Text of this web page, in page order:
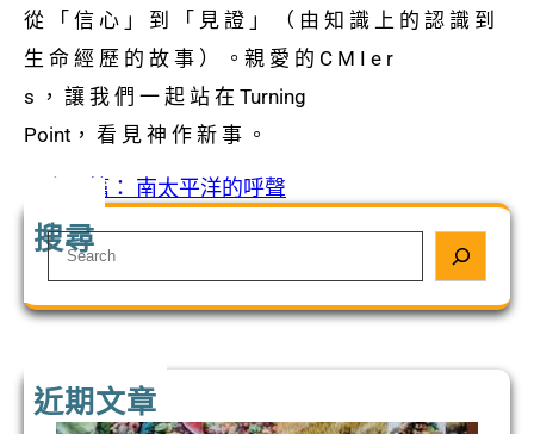
從 「 信 ⼼ 」 到 「 ⾒ 證 」 （ 由 知 識 上 的 認 識 到
⽣ 命 經 歷 的 故 事 ） 。親 愛 的 C M I e r
s ， 讓 我 們 ⼀ 起 站 在 Turning
Point， 看 ⾒ 神 作 新 事 。
上一篇： 南太平洋的呼聲
搜尋
S
a
h
近期文章